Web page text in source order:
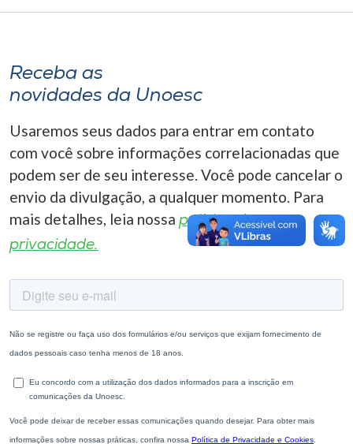
Selecione
o idioma
A+
Receba as
novidades da Unoesc
Usaremos seus dados para entrar em contato
com você sobre informações correlacionadas que
podem ser de seu interesse. Você pode cancelar o
envio da divulgação, a qualquer momento. Para
mais detalhes, leia nossa política de
privacidade.